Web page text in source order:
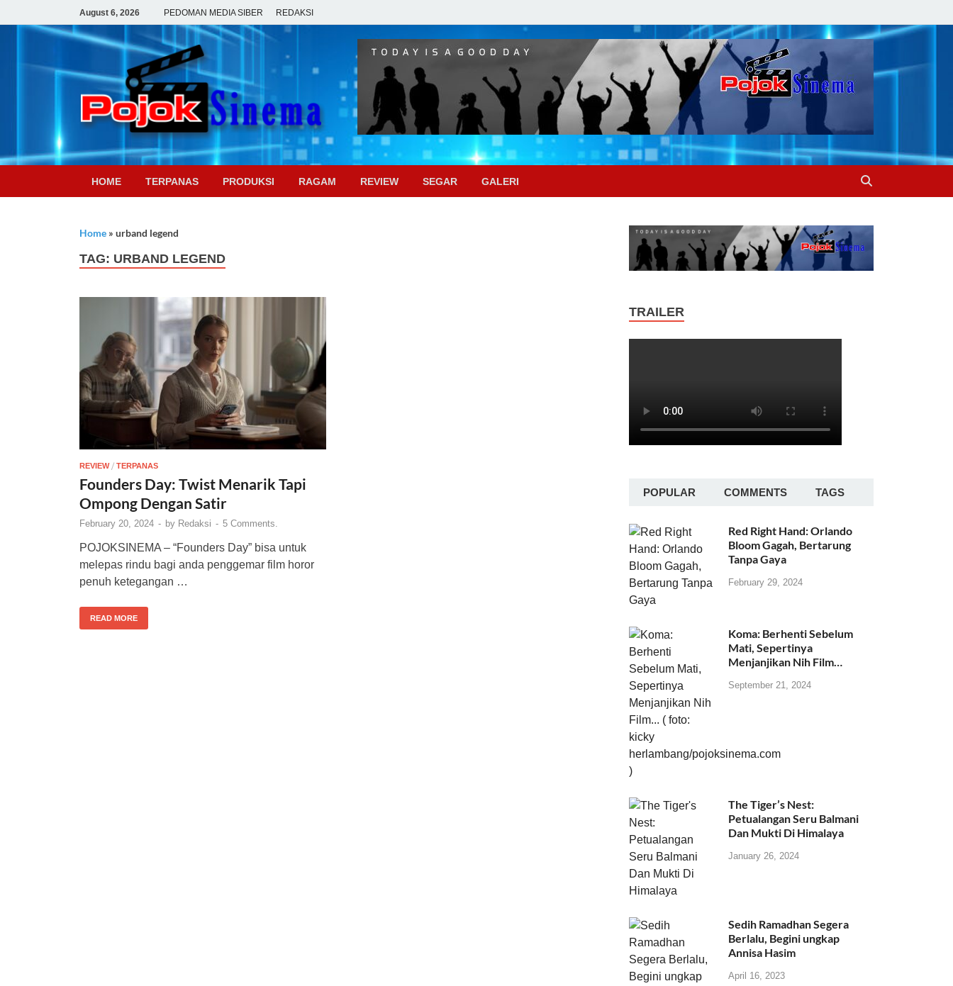
August 6, 2026 PEDOMAN MEDIA SIBER REDAKSI
Pojok Sinema
HOME TERPANAS PRODUKSI RAGAM REVIEW SEGAR GALERI
Home » urband legend
TAG: URBAND LEGEND
REVIEW/ TERPANAS
Founders Day: Twist Menarik Tapi
Ompong Dengan Satir
February 20, 2024 - by Redaksi - 5 Comments.
POJOKSINEMA – “Founders Day” bisa untuk
melepas rindu bagi anda penggemar film horor
penuh ketegangan …
READ MORE
TRAILER
POPULAR COMMENTS TAGS
Red Right Hand: Orlando
Bloom Gagah, Bertarung
Tanpa Gaya
February 29, 2024
Koma: Berhenti Sebelum
Mati, Sepertinya
Menjanjikan Nih Film…
September 21, 2024
The Tiger’s Nest:
Petualangan Seru Balmani
Dan Mukti Di Himalaya
January 26, 2024
Sedih Ramadhan Segera
Berlalu, Begini ungkap
Annisa Hasim
April 16, 2023